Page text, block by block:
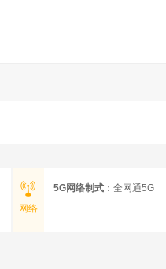
网络
5G网络制式 ：全网通5G